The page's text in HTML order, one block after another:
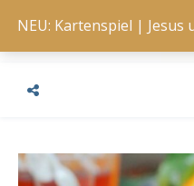
NEU: Kartenspiel | Jesus